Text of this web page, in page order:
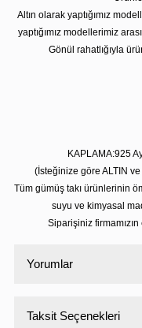
Altın olarak yaptığımız
yaptığımız modellerimiz
Gönül rahatlığıyla
KAPLAMA:925
(İsteğinize göre ALTIN
Tüm gümüş takı ürünlerinin
suyu ve kimyasal
Siparişiniz
Yorumlar
Taksit Seçenekleri